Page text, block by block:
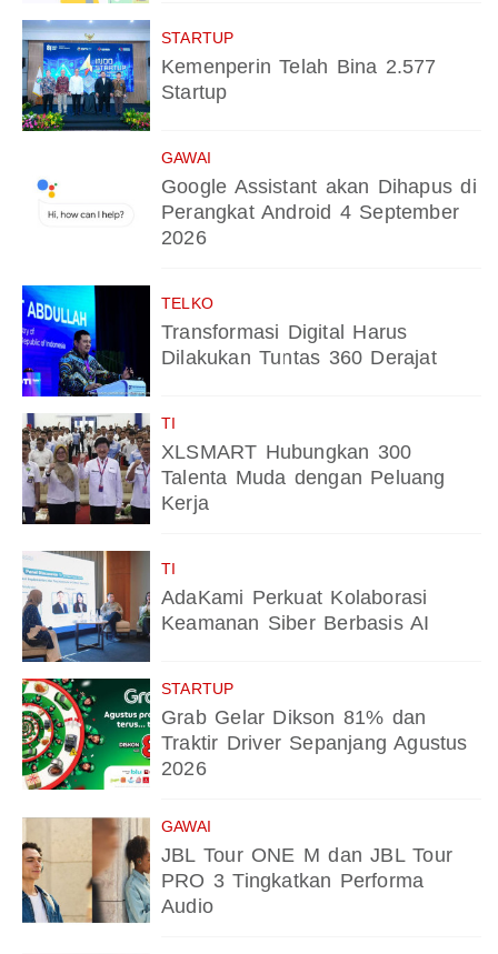
STARTUP
Kemenperin Telah Bina 2.577
Startup
GAWAI
Google Assistant akan Dihapus di
Perangkat Android 4 September
2026
TELKO
Transformasi Digital Harus
Dilakukan Tuntas 360 Derajat
TI
XLSMART Hubungkan 300
Talenta Muda dengan Peluang
Kerja
TI
AdaKami Perkuat Kolaborasi
Keamanan Siber Berbasis AI
STARTUP
Grab Gelar Dikson 81% dan
Traktir Driver Sepanjang Agustus
2026
GAWAI
JBL Tour ONE M dan JBL Tour
PRO 3 Tingkatkan Performa
Audio